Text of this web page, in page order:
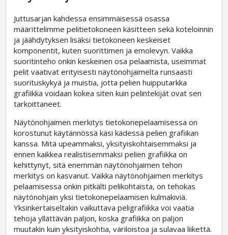
Juttusarjan kahdessa ensimmäisessä osassa
määrittelimme pelitietokoneen käsitteen sekä koteloinnin
ja jäähdytyksen lisäksi tietokoneen keskeiset
komponentit, kuten suorittimen ja emolevyn. Vaikka
suoritinteho onkin keskeinen osa pelaamista, useimmat
pelit vaativat erityisesti näytönohjaimelta runsaasti
suorituskykyä ja muistia, jotta pelien huipputarkka
grafiikka voidaan kokea siten kuin pelintekijät ovat sen
tarkoittaneet.
Näytönohjaimen merkitys tietokonepelaamisessa on
korostunut käytännössä käsi kädessä pelien grafiikan
kanssa. Mitä upeammaksi, yksityiskohtaisemmaksi ja
ennen kaikkea realistisemmaksi pelien grafiikka on
kehittynyt, sitä enemmän näytönohjaimen tehon
merkitys on kasvanut. Vaikka näytönohjaimen merkitys
pelaamisessa onkin pitkälti pelikohtaista, on tehokas
näytönohjain yksi tietokonepelaamisen kulmakiviä.
Yksinkertaiseltakin vaikuttava peligrafiikka voi vaatia
tehoja yllättävän paljon, koska grafiikka on paljon
muutakin kuin yksityiskohtia, väriloistoa ja sulavaa liikettä.